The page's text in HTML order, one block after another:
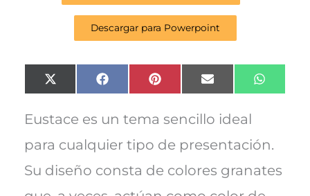
Descargar para Powerpoint
Compartir
en
X
(
w
i
t
r
Compartir
en
F
a
e
b
o
o
Compartir
en
P
i
t
e
r
e
t
Compartir
en
E
m
i
en
W
h
A
p
Eustace es un tema sencillo ideal
para cualquier tipo de presentación.
Su diseño consta de colores granates